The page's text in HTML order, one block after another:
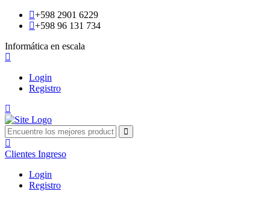
+598 2901 6229
+598 96 131 734
Informática en escala
Login
Registro
Clientes Ingreso
Login
Registro